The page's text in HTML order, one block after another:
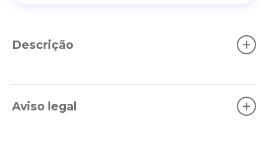
Descrição +
Aviso legal +